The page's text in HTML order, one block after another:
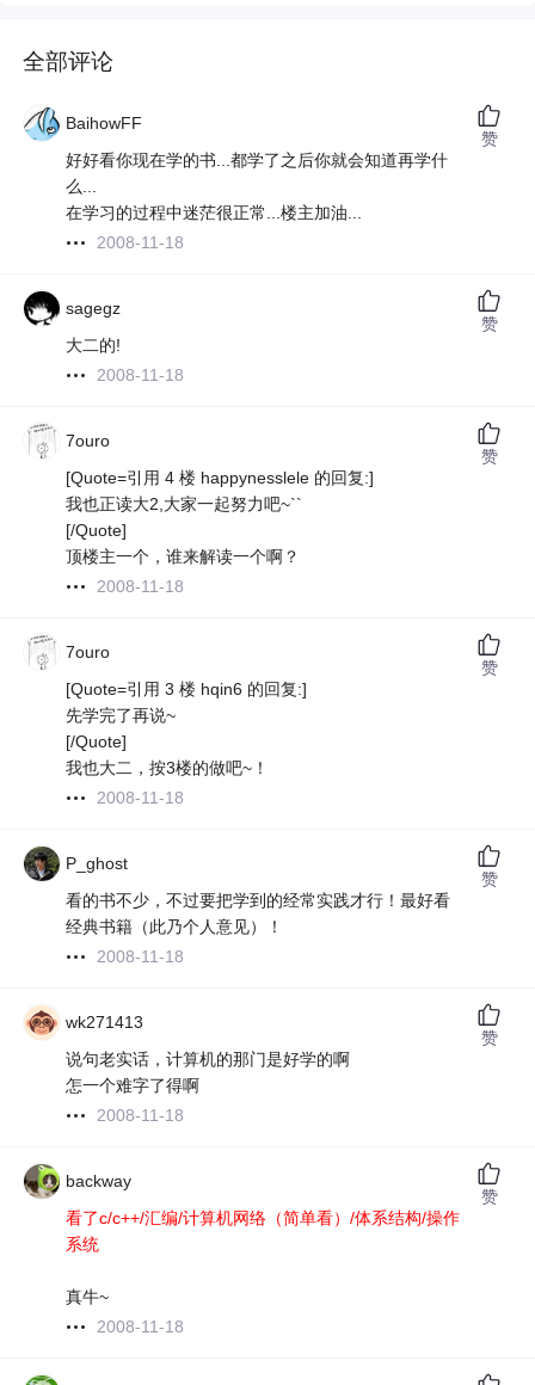
全部评论
BaihowFF
好好看你现在学的书...都学了之后你就会知道再学什
么...
在学习的过程中迷茫很正常...楼主加油...
2008-11-18
赞
sagegz
大二的!
2008-11-18
赞
7ouro
[Quote=引用 4 楼 happynesslele 的回复:]
我也正读大2,大家一起努力吧~``
[/Quote]
顶楼主一个，谁来解读一个啊？
2008-11-18
赞
7ouro
[Quote=引用 3 楼 hqin6 的回复:]
先学完了再说~
[/Quote]
我也大二，按3楼的做吧~！
2008-11-18
赞
P_ghost
看的书不少，不过要把学到的经常实践才行！最好看
经典书籍（此乃个人意见）！
2008-11-18
赞
wk271413
说句老实话，计算机的那门是好学的啊
怎一个难字了得啊
2008-11-18
赞
backway
看了c/c++/汇编/计算机网络（简单看）/体系结构/操作
系统
真牛~
2008-11-18
赞